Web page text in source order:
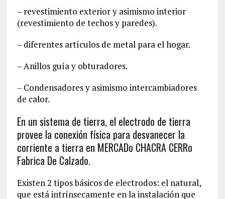
– revestimiento exterior y asimismo interior
(revestimiento de techos y paredes).
– diferentes artículos de metal para el hogar.
– Anillos guía y obturadores.
– Condensadores y asimismo intercambiadores
de calor.
En un sistema de tierra, el electrodo de tierra
provee la conexión física para desvanecer la
corriente a tierra en MERCADo CHACRA CERRo
Fabrica De Calzado.
Existen 2 tipos básicos de electrodos: el natural,
que está intrínsecamente en la instalación que